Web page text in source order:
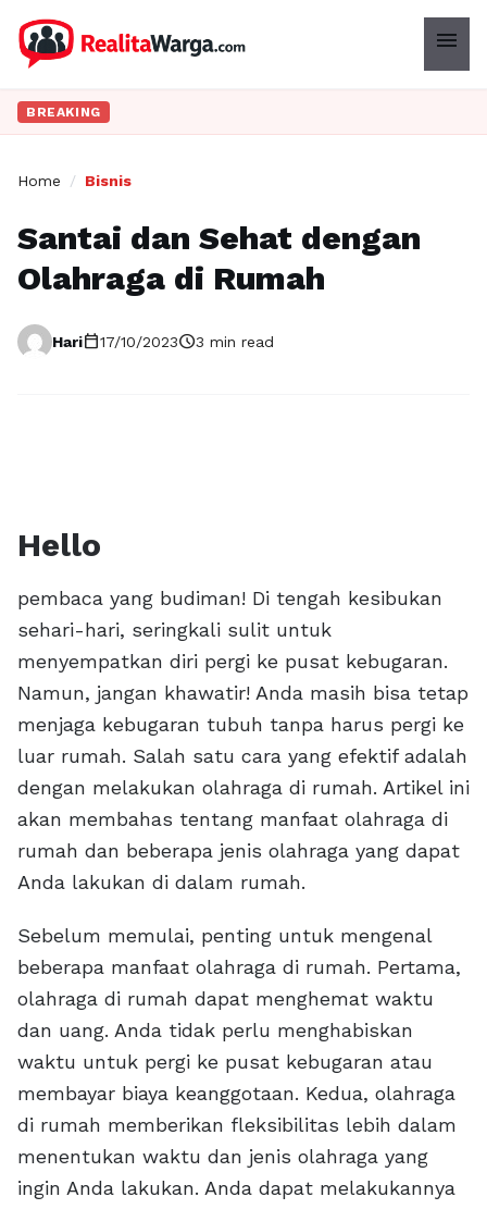
menu
BREAKING
Home / Bisnis
Santai dan Sehat dengan
Olahraga di Rumah
Haricalendar_today17/10/2023schedule3 min read
Hello
pembaca yang budiman! Di tengah kesibukan
sehari-hari, seringkali sulit untuk
menyempatkan diri pergi ke pusat kebugaran.
Namun, jangan khawatir! Anda masih bisa tetap
menjaga kebugaran tubuh tanpa harus pergi ke
luar rumah. Salah satu cara yang efektif adalah
dengan melakukan olahraga di rumah. Artikel ini
akan membahas tentang manfaat olahraga di
rumah dan beberapa jenis olahraga yang dapat
Anda lakukan di dalam rumah.
Sebelum memulai, penting untuk mengenal
beberapa manfaat olahraga di rumah. Pertama,
olahraga di rumah dapat menghemat waktu
dan uang. Anda tidak perlu menghabiskan
waktu untuk pergi ke pusat kebugaran atau
membayar biaya keanggotaan. Kedua, olahraga
di rumah memberikan fleksibilitas lebih dalam
menentukan waktu dan jenis olahraga yang
ingin Anda lakukan. Anda dapat melakukannya